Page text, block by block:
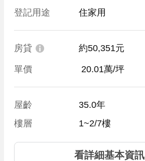
登記用途
住家用
房貸 約50,351元
單價 20.01萬/坪
屋齡
35.0年
樓層
1~2/7樓
看詳細基本資訊